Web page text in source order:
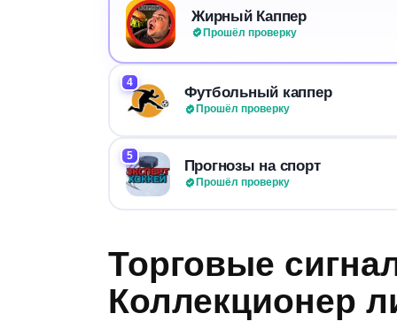
Жирный Каппер
Прошёл проверку
4
Футбольный каппер
Прошёл проверку
5
Прогнозы на спорт
Прошёл проверку
Торговые
Коллекционер